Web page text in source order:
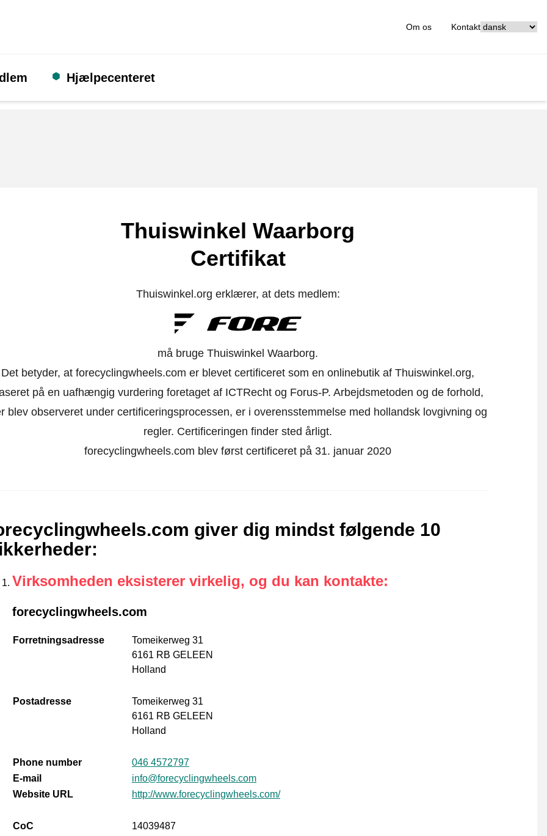
Om os Kontakt
Hjælpecenteret
Thuiswinkel Waarborg
Certifikat
Thuiswinkel.org erklærer, at dets medlem:
må bruge Thuiswinkel Waarborg.
Det betyder, at forecyclingwheels.com er blevet certificeret som en onlinebutik af Thuiswinkel.org,
på en uafhængig vurdering foretaget af ICTRecht og Forus-P. Arbejdsmetoden og de forhold,
blev observeret under certificeringsprocessen, er i overensstemmelse med hollandsk lovgivning og
regler. Certificeringen finder sted årligt.
forecyclingwheels.com blev først certificeret på 31. januar 2020
giver dig mindst følgende 10
:
Virksomheden eksisterer virkelig, og du kan kontakte:
forecyclingwheels.com
Forretningsadresse
Tomeikerweg 31
6161 RB GELEEN
Holland
Postadresse
Tomeikerweg 31
6161 RB GELEEN
Holland
Phone number
046 4572797
E-mail
info@forecyclingwheels.com
Website URL
http://www.forecyclingwheels.com/
CoC
14039487